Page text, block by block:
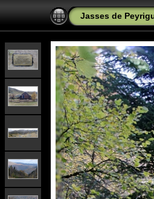
Jasses de